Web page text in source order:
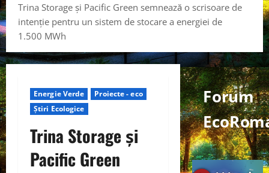
Trina Storage și Pacific Green semnează o scrisoare de
intenție pentru un sistem de stocare a energiei de
1.500 MWh
Energie Verde
Proiecte - eco
Știri Ecologice
Trina Storage și
Pacific Green
Forum